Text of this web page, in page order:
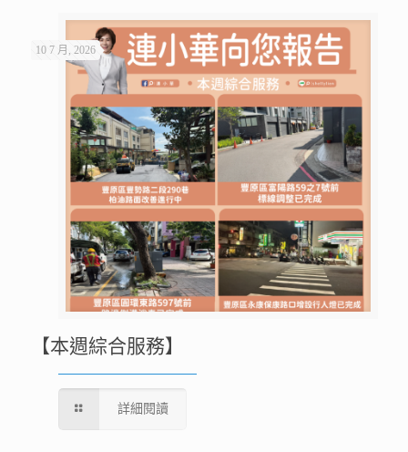
10 7 月, 2026
【本週綜合服務】
詳細閱讀